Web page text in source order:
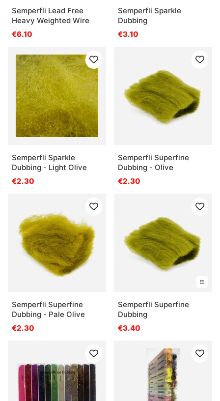
Semperfli Lead Free
Heavy Weighted Wire
€6.10
Semperfli Sparkle
Dubbing
€3.10
Semperfli Sparkle
Dubbing - Light Olive
€2.30
Semperfli Superfine
Dubbing - Olive
€2.30
Semperfli Superfine
Dubbing - Pale Olive
€2.30
Semperfli Superfine
Dubbing
€3.40